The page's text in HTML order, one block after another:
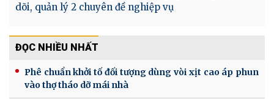
dõi, quản lý 2 chuyên đề nghiệp vụ
ĐỌC NHIỀU NHẤT
Phê chuẩn khởi tố đối tượng dùng vòi xịt cao áp phun
vào thợ tháo dỡ mái nhà